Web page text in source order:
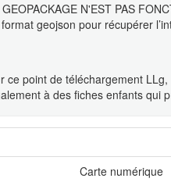
N'EST PAS
geojson pour récupérer
ce point de téléchargement
à des fiches enfants qui
Carte numérique